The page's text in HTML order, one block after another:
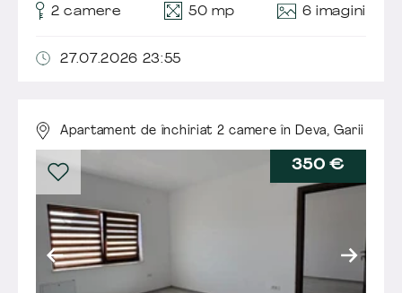
2 camere 50 mp 6 imagini
27.07.2026 23:55
Apartament de închiriat 2 camere în Deva,Garii
350 €